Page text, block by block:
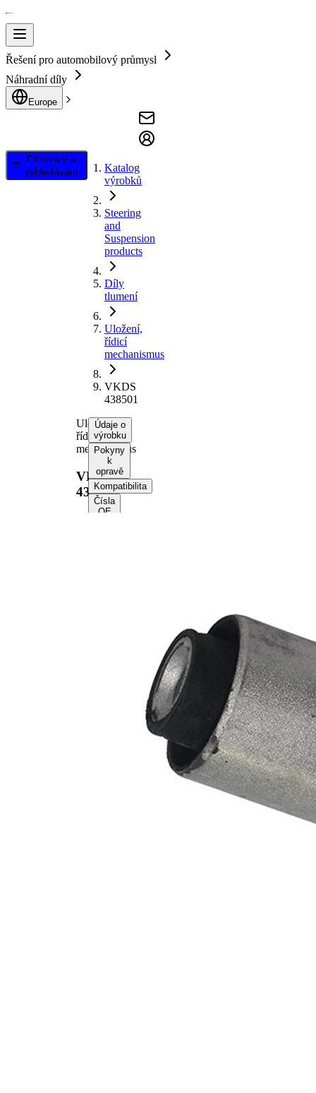
Řešení pro automobilový průmysl
Náhradní díly
Europe
Filtrování a
vyhledávání
Katalog
výrobků
Steering
and
Suspension
products
Díly
tlumení
Uložení,
řídicí
mechanismus
VKDS
438501
Uložení,
řídicí
mechanismus
VKDS
438501
Údaje o
výrobku
Pokyny
k
opravě
Kompatibilita
Čísla
OE
35,3 mm